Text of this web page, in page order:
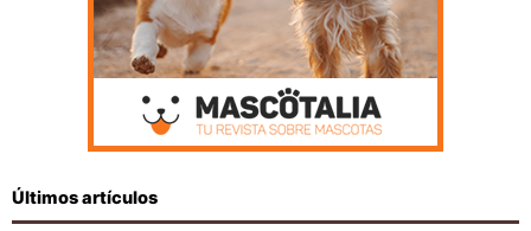
Últimos artículos